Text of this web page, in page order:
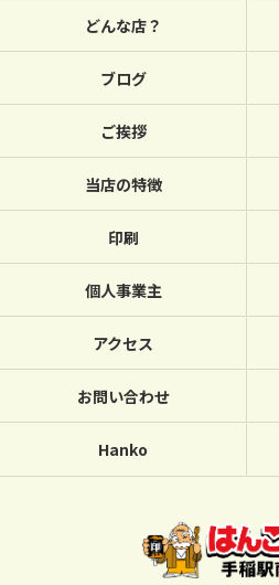
どんな店？
ブログ
ご挨拶
当店の特徴
印刷
個人事業主
アクセス
お問い合わせ
Hanko